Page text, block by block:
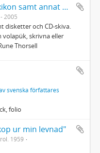
Världsspråket volapük : lexikon samt annat material, sammanställt av Rune Thorsell
2005
disketter och CD-skiva.
skrivna eller
Thorsell
svenska författares
folio
ur min levnad"
1959